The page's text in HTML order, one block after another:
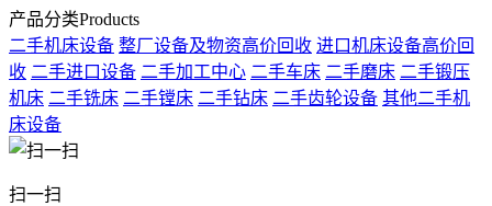
产品分类Products
二手机床设备 整厂设备及物资高价回收 进口机床设备高价回
收 二手进口设备 二手加工中心 二手车床 二手磨床 二手锻压
机床 二手铣床 二手镗床 二手钻床 二手齿轮设备 其他二手机
床设备
扫一扫